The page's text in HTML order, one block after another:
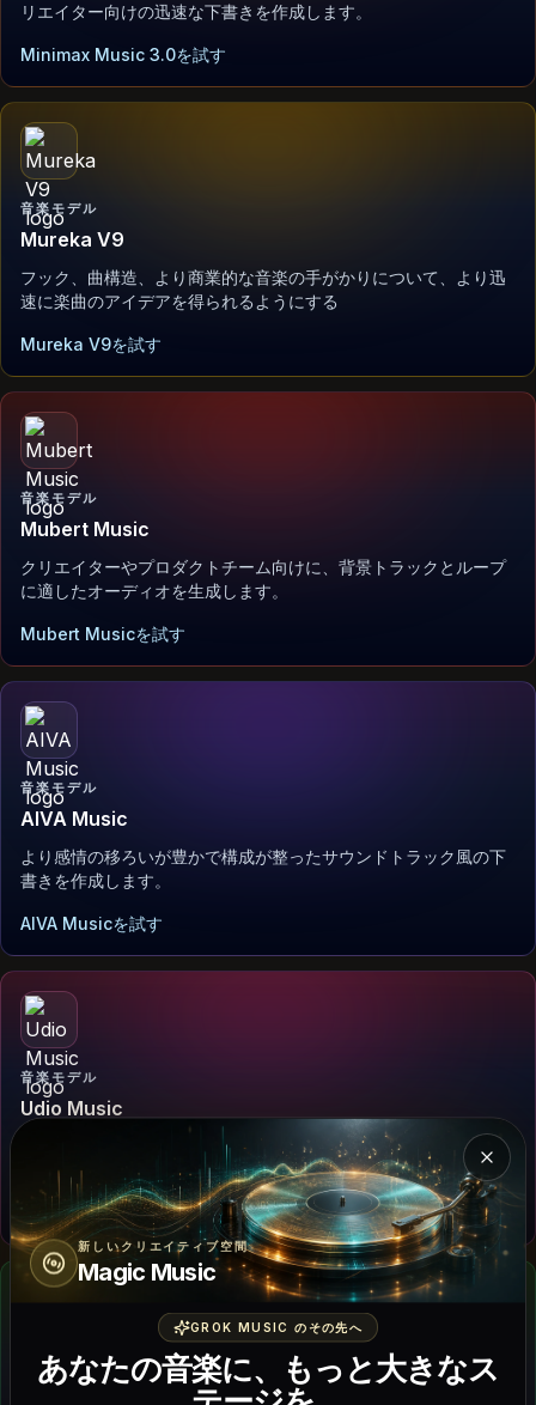
リエイター向けの迅速な下書きを作成します。
Minimax Music 3.0を試す
音楽モデル
Mureka V9
フック、曲構造、より商業的な音楽の手がかりについて、より迅
速に楽曲のアイデアを得られるようにする
Mureka V9を試す
音楽モデル
Mubert Music
クリエイターやプロダクトチーム向けに、背景トラックとループ
に適したオーディオを生成します。
Mubert Musicを試す
音楽モデル
AIVA Music
より感情の移ろいが豊かで構成が整ったサウンドトラック風の下
書きを作成します。
AIVA Musicを試す
音楽モデル
Udio Music
柔軟なボーカル、楽曲のセクション、ジャンルの幅を持った、よ
り充実した楽曲のアイデアを生成します。
Udio Musicを試す
音楽モデル
新しいクリエイティブ空間
Magic Music
GROK MUSIC のその先へ
あなたの音楽に、もっと大きなス